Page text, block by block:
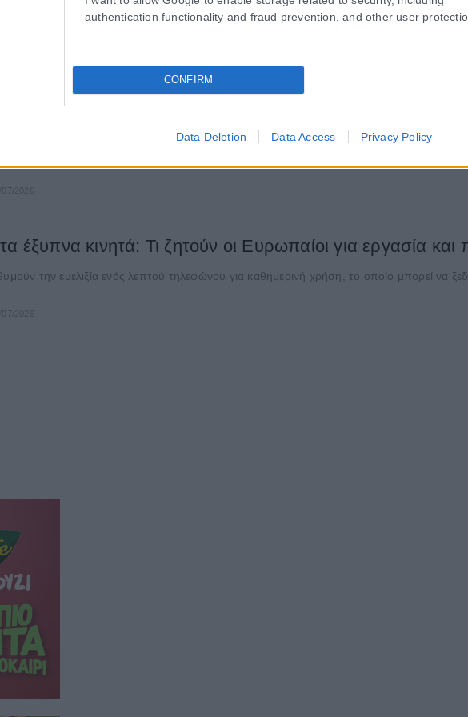
authentication functionality and fraud prevention, and other user
CONFIRM
Data Deletion Data Access Privacy Policy
350 εκατ. ευρώ για το HELLAS-SPACE 2.0
«HELLAS-SPACE 2.0», συνολικού προϋπολογισμού 350 εκατ. ευρώ, παρουσίασε το
έξυπνα κινητά: Τι ζητούν οι Ευρωπαίοι για εργασία και
την ευελιξία ενός λεπτού τηλεφώνου για καθημερινή χρήση, το οποίο μπορεί να